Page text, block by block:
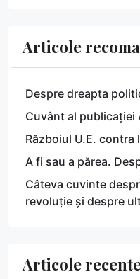
Articole
Despre dreapta
Cuvânt al publicației
Războiul U.E. contra
A fi sau a părea.
Câteva cuvinte
revoluție și despre
Articole